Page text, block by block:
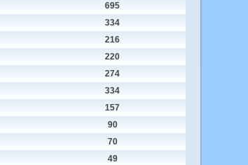
695
334
216
220
274
334
157
90
70
49